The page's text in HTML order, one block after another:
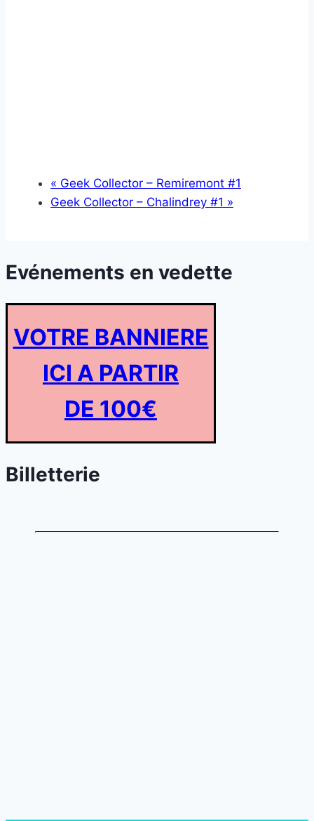
« Geek Collector – Remiremont #1
Geek Collector – Chalindrey #1 »
Evénements en vedette
VOTRE BANNIERE
ICI A PARTIR
DE 100€
Billetterie